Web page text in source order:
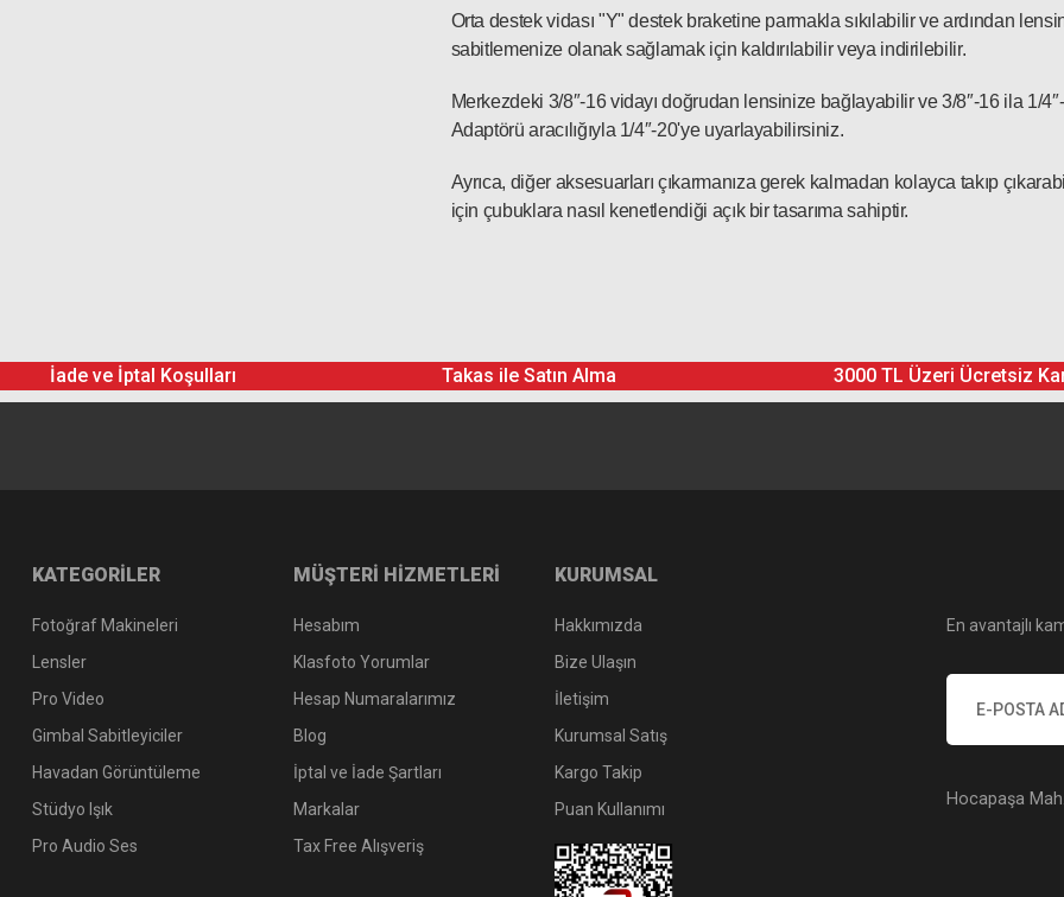
Orta destek vidası "Y" destek braketine parmakla sıkılabilir ve ardından
sabitlemenize olanak sağlamak için kaldırılabilir veya indirilebilir.
Merkezdeki 3/8″-16 vidayı doğrudan lensinize bağlayabilir ve 3/8″-16 ila 1/
Adaptörü aracılığıyla 1/4″-20'ye uyarlayabilirsiniz.
Ayrıca, diğer aksesuarları çıkarmanıza gerek kalmadan kolayca takıp
için çubuklara nasıl kenetlendiği açık bir tasarıma sahiptir.
İade ve İptal Koşulları Takas ile Satın Alma 3000 TL Üzeri Ücretsiz
KATEGORİLER
Fotoğraf Makineleri
Lensler
Pro Video
Gimbal Sabitleyiciler
Havadan Görüntüleme
Stüdyo Işık
Pro Audio Ses
MÜŞTERİ HİZMETLERİ
Hesabım
Klasfoto Yorumlar
Hesap Numaralarımız
Blog
İptal ve İade Şartları
Markalar
Tax Free Alışveriş
KURUMSAL
Hakkımızda
Bize Ulaşın
İletişim
Kurumsal Satış
Kargo Takip
Puan Kullanımı
En avantajlı
Hocapaşa